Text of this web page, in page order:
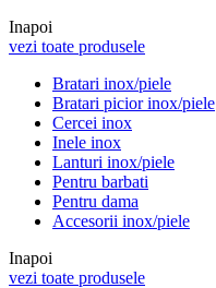
Inapoi
vezi toate produsele
Bratari inox/piele
Bratari picior inox/piele
Cercei inox
Inele inox
Lanturi inox/piele
Pentru barbati
Pentru dama
Accesorii inox/piele
Inapoi
vezi toate produsele